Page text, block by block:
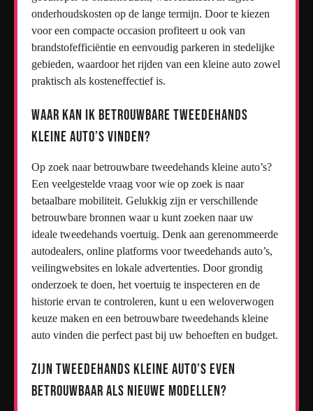
onderhoudskosten op de lange termijn. Door te kiezen
voor een compacte occasion profiteert u ook van
brandstofefficiëntie en eenvoudig parkeren in stedelijke
gebieden, waardoor het rijden van een kleine auto zowel
praktisch als kosteneffectief is.
Waar kan ik betrouwbare tweedehands
kleine auto’s vinden?
Op zoek naar betrouwbare tweedehands kleine auto’s?
Een veelgestelde vraag voor wie op zoek is naar
betaalbare mobiliteit. Gelukkig zijn er verschillende
betrouwbare bronnen waar u kunt zoeken naar uw
ideale tweedehands voertuig. Denk aan gerenommeerde
autodealers, online platforms voor tweedehands auto’s,
veilingwebsites en lokale advertenties. Door grondig
onderzoek te doen, het voertuig te inspecteren en de
historie ervan te controleren, kunt u een weloverwogen
keuze maken en een betrouwbare tweedehands kleine
auto vinden die perfect past bij uw behoeften en budget.
Zijn tweedehands kleine auto’s even
betrouwbaar als nieuwe modellen?